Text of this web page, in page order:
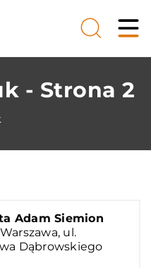
- Strona 2
Adam Siemion
ul.
Dąbrowskiego